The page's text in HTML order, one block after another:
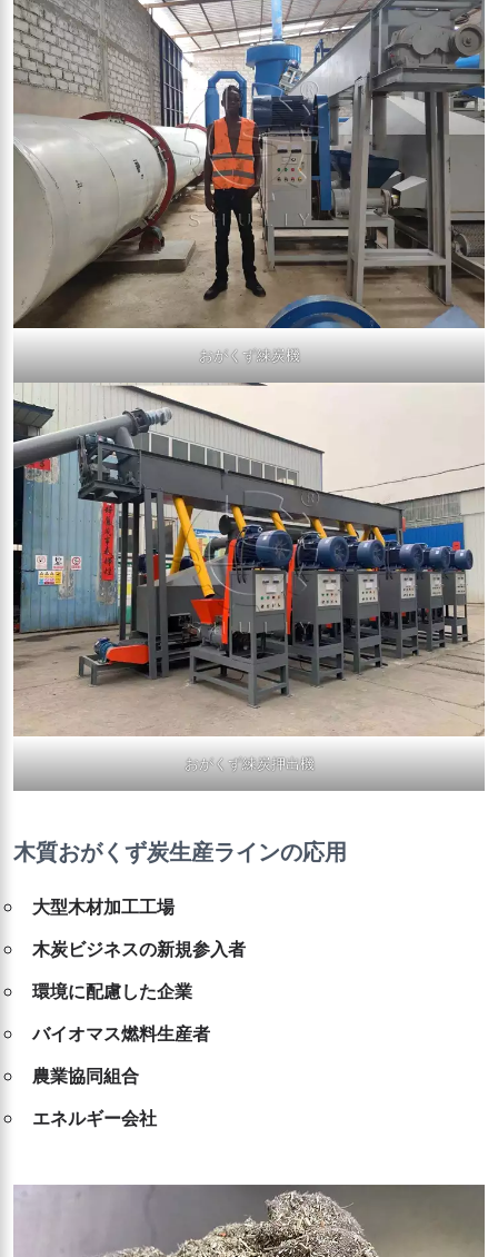
おがくず練炭機
おがくず練炭押出機
木質おがくず炭生産ラインの応用
大型木材加工工場
木炭ビジネスの新規参入者
環境に配慮した企業
バイオマス燃料生産者
農業協同組合
エネルギー会社